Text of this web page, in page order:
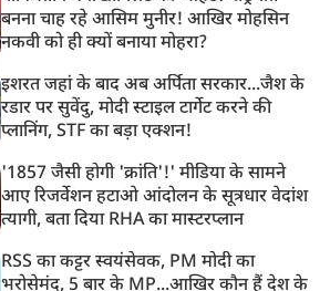
बनना चाह रहे आसिम मुनीर! आखिर मोहसिन
नकवी को ही क्यों बनाया मोहरा?
इशरत जहां के बाद अब अर्पिता सरकार...जैश के
रडार पर सुवेंदु, मोदी स्टाइल टार्गेट करने की
प्लानिंग, STF का बड़ा एक्शन!
'1857 जैसी होगी 'क्रांति'!' मीडिया के सामने
आए रिजर्वेशन हटाओ आंदोलन के सूत्रधार वेदांश
त्यागी, बता दिया RHA का मास्टरप्लान
RSS का कट्टर स्वयंसेवक, PM मोदी का
भरोसेमंद, 5 बार के MP...आखिर कौन हैं देश के